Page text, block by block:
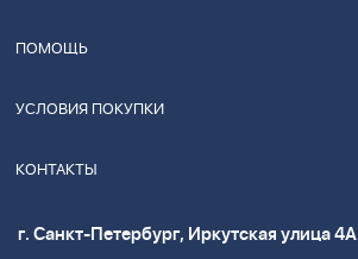
ПОМОЩЬ
УСЛОВИЯ ПОКУПКИ
КОНТАКТЫ
г. Санкт-Петербург, Иркутская улица 4А